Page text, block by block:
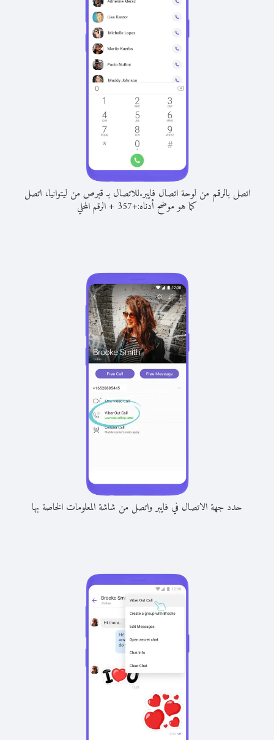
اتصل بالرقم من لوحة اتصال فايبر.للاتصال بـ قبرص من ليتوانيا، اتصل
كما هو موضح أدناه:+
357
+الرقم المحلي
حدد جهة الاتصال في فايبر واتصل من شاشة المعلومات الخاصة بها